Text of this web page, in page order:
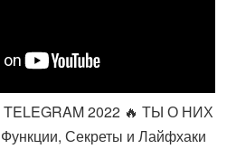
2022 🔥 ТЫ О НИХ
Секреты и Лайфхаки